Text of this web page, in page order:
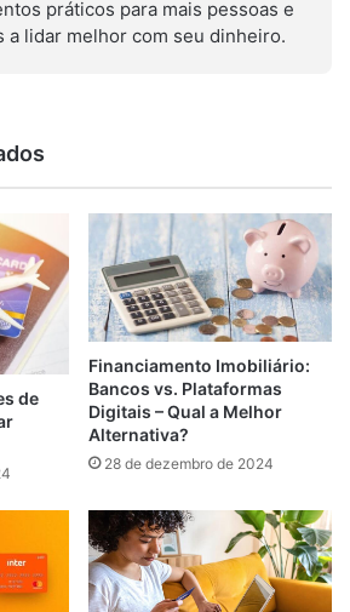
práticos para mais pessoas e
a lidar melhor com seu dinheiro.
de
Financiamento Imobiliário:
Bancos vs. Plataformas
Digitais – Qual a Melhor
Alternativa?
28 de dezembro de 2024